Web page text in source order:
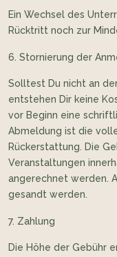
Ein Wechsel des
Rücktritt noch zur
Stornierung der
Solltest Du nicht an
entstehen Dir keine
vor Beginn eine
Abmeldung ist die
Rückerstattung. Die
Veranstaltungen
angerechnet werden.
gesandt werden.
Zahlung
Die Höhe der Gebühr